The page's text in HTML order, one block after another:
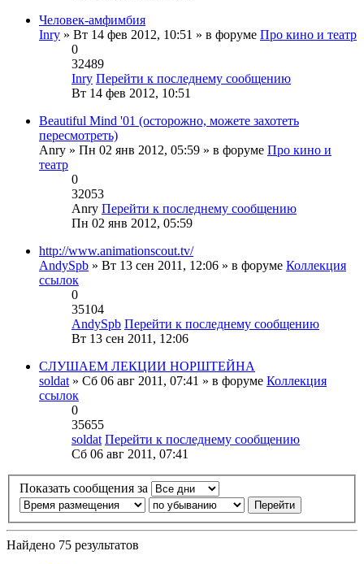
Человек-амфимбия
Inry » Вт 14 фев 2012, 10:51 » в форуме Про кино и театр
0
32489
Inry Перейти к последнему сообщению
Вт 14 фев 2012, 10:51
Beautiful Mind '01 (осторожно, можете захотеть
пересмотреть)
Anry » Пн 02 янв 2012, 05:59 » в форуме Про кино и
театр
0
32053
Anry Перейти к последнему сообщению
Пн 02 янв 2012, 05:59
http://www.animationscout.tv/
AndySpb » Вт 13 сен 2011, 12:06 » в форуме Коллекция
ссылок
0
35104
AndySpb Перейти к последнему сообщению
Вт 13 сен 2011, 12:06
СЛУШАЕМ ЛЕКЦИИ НОРШТЕЙНА
soldat » Сб 06 авг 2011, 07:41 » в форуме Коллекция
ссылок
0
35655
soldat Перейти к последнему сообщению
Сб 06 авг 2011, 07:41
Показать сообщения за
Найдено 75 результатов